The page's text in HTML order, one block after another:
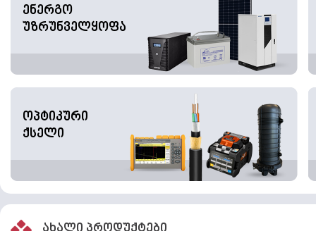
ენერგო
უზრუნველყოფა
ოპტიკური
ქსელი